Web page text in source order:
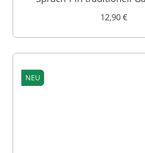
12,90 €
NEU